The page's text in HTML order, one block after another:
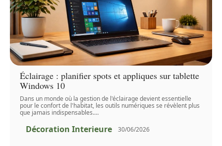
Éclairage : planifier spots et appliques sur tablette
Windows 10
Dans un monde où la gestion de l'éclairage devient essentielle
pour le confort de l'habitat, les outils numériques se révèlent plus
que jamais indispensables.…
Décoration Interieure 30/06/2026